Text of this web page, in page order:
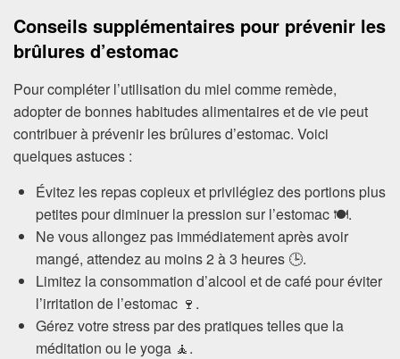
Conseils supplémentaires pour prévenir les
brûlures d’estomac
Pour compléter l’utilisation du miel comme remède,
adopter de bonnes habitudes alimentaires et de vie peut
contribuer à prévenir les brûlures d’estomac. Voici
quelques astuces :
Évitez les repas copieux et privilégiez des portions plus
petites pour diminuer la pression sur l’estomac 🍽️.
Ne vous allongez pas immédiatement après avoir
mangé, attendez au moins 2 à 3 heures 🕒.
Limitez la consommation d’alcool et de café pour éviter
l’irritation de l’estomac 🍷.
Gérez votre stress par des pratiques telles que la
méditation ou le yoga 🧘.